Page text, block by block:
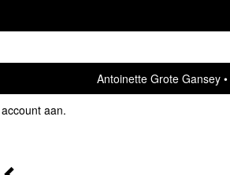
Antoinette Grote Gansey
aan.